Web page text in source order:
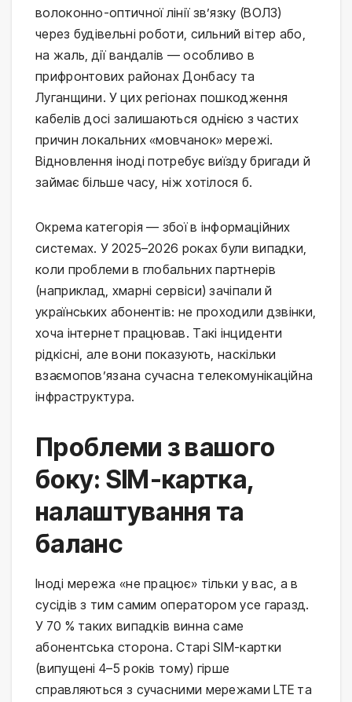
волоконно-оптичної лінії зв’язку (ВОЛЗ)
через будівельні роботи, сильний вітер або,
на жаль, дії вандалів — особливо в
прифронтових районах Донбасу та
Луганщини. У цих регіонах пошкодження
кабелів досі залишаються однією з частих
причин локальних «мовчанок» мережі.
Відновлення іноді потребує виїзду бригади й
займає більше часу, ніж хотілося б.
Окрема категорія — збої в інформаційних
системах. У 2025–2026 роках були випадки,
коли проблеми в глобальних партнерів
(наприклад, хмарні сервіси) зачіпали й
українських абонентів: не проходили дзвінки,
хоча інтернет працював. Такі інциденти
рідкісні, але вони показують, наскільки
взаємопов’язана сучасна телекомунікаційна
інфраструктура.
Проблеми з вашого
боку: SIM-картка,
налаштування та
баланс
Іноді мережа «не працює» тільки у вас, а в
сусідів з тим самим оператором усе гаразд.
У 70 % таких випадків винна саме
абонентська сторона. Старі SIM-картки
(випущені 4–5 років тому) гірше
справляються з сучасними мережами LTE та